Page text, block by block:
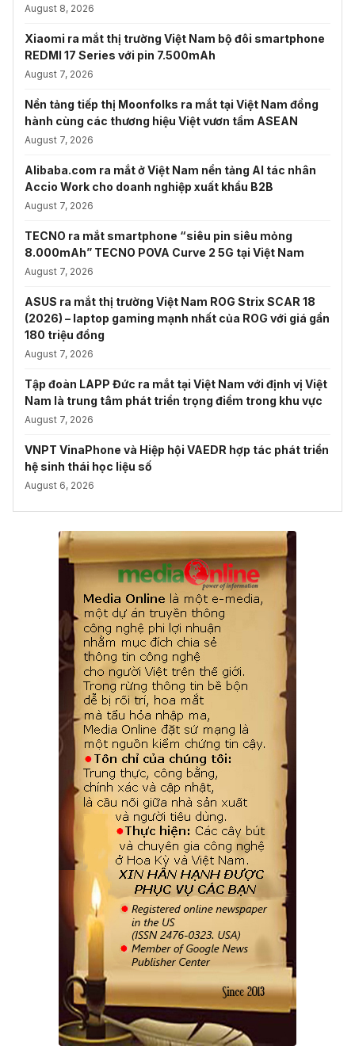
August 8, 2026
Xiaomi ra mắt thị trường Việt Nam bộ đôi smartphone
REDMI 17 Series với pin 7.500mAh
August 7, 2026
Nền tảng tiếp thị Moonfolks ra mắt tại Việt Nam đồng
hành cùng các thương hiệu Việt vươn tầm ASEAN
August 7, 2026
Alibaba.com ra mắt ở Việt Nam nền tảng AI tác nhân
Accio Work cho doanh nghiệp xuất khẩu B2B
August 7, 2026
TECNO ra mắt smartphone “siêu pin siêu mỏng
8.000mAh” TECNO POVA Curve 2 5G tại Việt Nam
August 7, 2026
ASUS ra mắt thị trường Việt Nam ROG Strix SCAR 18
(2026) – laptop gaming mạnh nhất của ROG với giá gần
180 triệu đồng
August 7, 2026
Tập đoàn LAPP Đức ra mắt tại Việt Nam với định vị Việt
Nam là trung tâm phát triển trọng điểm trong khu vực
August 7, 2026
VNPT VinaPhone và Hiệp hội VAEDR hợp tác phát triển
hệ sinh thái học liệu số
August 6, 2026